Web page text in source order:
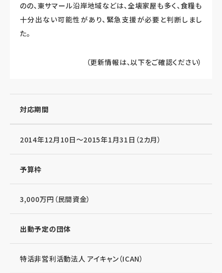
のの、東サマール沿岸地域などは、全壊家屋も多く、食糧も
十分出ない可能性があり、緊急支援が必要と判断しまし
た。
（更新情報は、以下をご確認ください）
対応期間
2014年12月10日～2015年1月31日（2カ月）
予算枠
3,000万円（民間資金）
出動予定の団体
特活非営利活動法人 アイキャン（ICAN）